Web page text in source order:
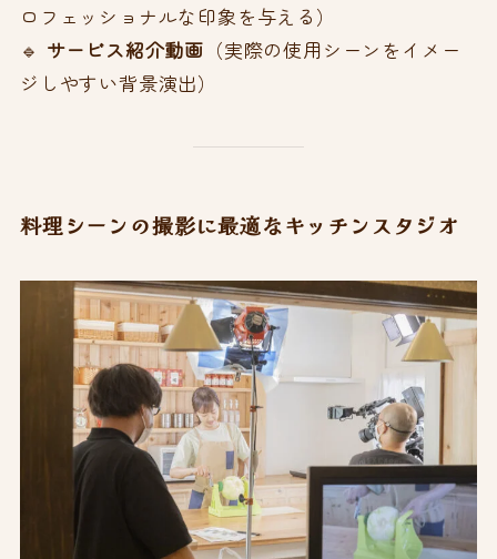
ロフェッショナルな印象を与える）
🔹 サービス紹介動画 （実際の使用シーンをイメー
ジしやすい背景演出）
料理シーンの撮影に最適なキッチンスタジオ